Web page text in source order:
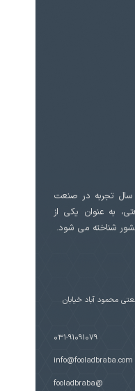
بازرگانی فولاد برابا با بیش از 30 سال تجربه در صنعت
به عنوان یکی از
شناخته می شود.
محمود آباد خیابان
031-91091079
info@fooladbraba.com
@fooladbraba